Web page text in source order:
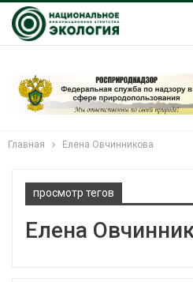
Главная Елена Овчинникова
просмотр тегов
Елена